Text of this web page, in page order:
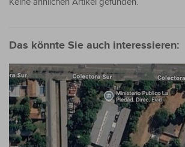
Keine ähnlichen Artikel gefunden.
Das könnte Sie auch interessieren: